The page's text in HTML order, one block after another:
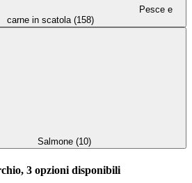
Pesce e
carne in scatola (158)
Salmone (10)
3 opzioni disponibili